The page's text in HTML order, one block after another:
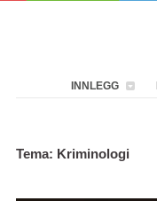
INNLEGG
Tema: Kriminologi